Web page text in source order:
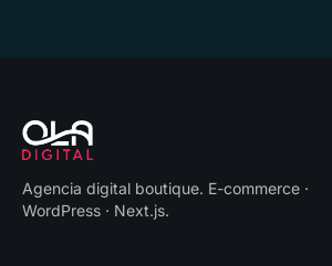
Agencia digital boutique. E-commerce ·
WordPress · Next.js.